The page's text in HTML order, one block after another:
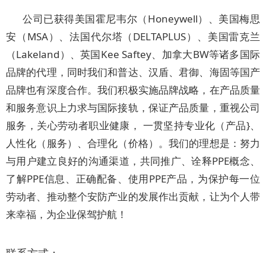
公司已获得美国霍尼韦尔（Honeywell）、美国梅思
安（MSA）、法国代尔塔（DELTAPLUS）、美国雷克兰
（Lakeland）、英国Kee Saftey、加拿大BW等诸多国际
品牌的代理，同时我们和普达、汉盾、君御、海固等国产
品牌也有深度合作。我们积极实施品牌战略，在产品质量
和服务意识上力求与国际接轨，保证产品质量，重视公司
服务，关心劳动者职业健康， 一贯坚持专业化（产品}、
人性化（服务）、合理化（价格）。我们的理想是：努力
与用户建立良好的沟通渠道，共同推广、诠释PPE概念、
了解PPE信息、正确配备、使用PPE产品，为保护每一位
劳动者、推动整个安防产业的发展作出贡献，让为个人带
来幸福，为企业保驾护航！